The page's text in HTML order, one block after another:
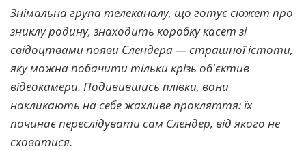
Знімальна група телеканалу, що готує сюжет про
зниклу родину, знаходить коробку касет зі
свідоцтвами появи Слендера — страшної істоти,
яку можна побачити тільки крізь об'єктив
відеокамери. Подивившись плівки, вони
накликають на себе жахливе прокляття: їх
починає переслідувати сам Слендер, від якого не
сховатися.